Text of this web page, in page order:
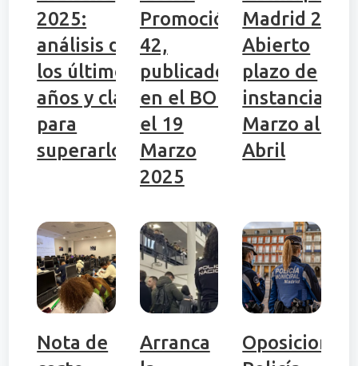
2025:
análisis de
los últimos
años y claves
para
superarlos
Promoción
42,
publicado
en el BOE
el 19
Marzo
2025
Madrid
Abierto
plazo de
instancias
Marzo al 25
Abril
Nota de
Arranca
Oposiciones